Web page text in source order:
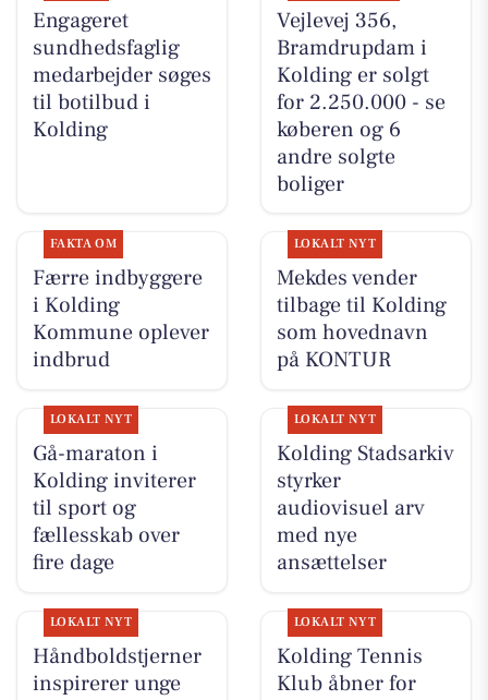
Engageret
sundhedsfaglig
medarbejder søges
til botilbud i
Kolding
Vejlevej 356,
Bramdrupdam i
Kolding er solgt
for 2.250.000 - se
køberen og 6
andre solgte
boliger
FAKTA OM
Færre indbyggere
i Kolding
Kommune oplever
indbrud
LOKALT NYT
Mekdes vender
tilbage til Kolding
som hovednavn
på KONTUR
LOKALT NYT
Gå-maraton i
Kolding inviterer
til sport og
fællesskab over
fire dage
LOKALT NYT
Kolding Stadsarkiv
styrker
audiovisuel arv
med nye
ansættelser
LOKALT NYT
Håndboldstjerner
inspirerer unge
LOKALT NYT
Kolding Tennis
Klub åbner for